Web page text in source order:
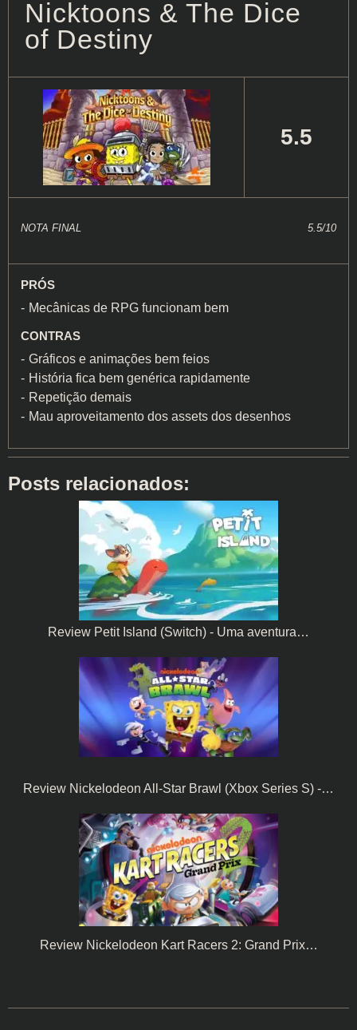
Nicktoons & The Dice
of Destiny
5.5
NOTA FINAL 5.5/10
PRÓS
Mecânicas de RPG funcionam bem
CONTRAS
Gráficos e animações bem feios
História fica bem genérica rapidamente
Repetição demais
Mau aproveitamento dos assets dos desenhos
Posts relacionados:
Review Petit Island (Switch) - Uma aventura…
Review Nickelodeon All-Star Brawl (Xbox Series S) -…
Review Nickelodeon Kart Racers 2: Grand Prix…